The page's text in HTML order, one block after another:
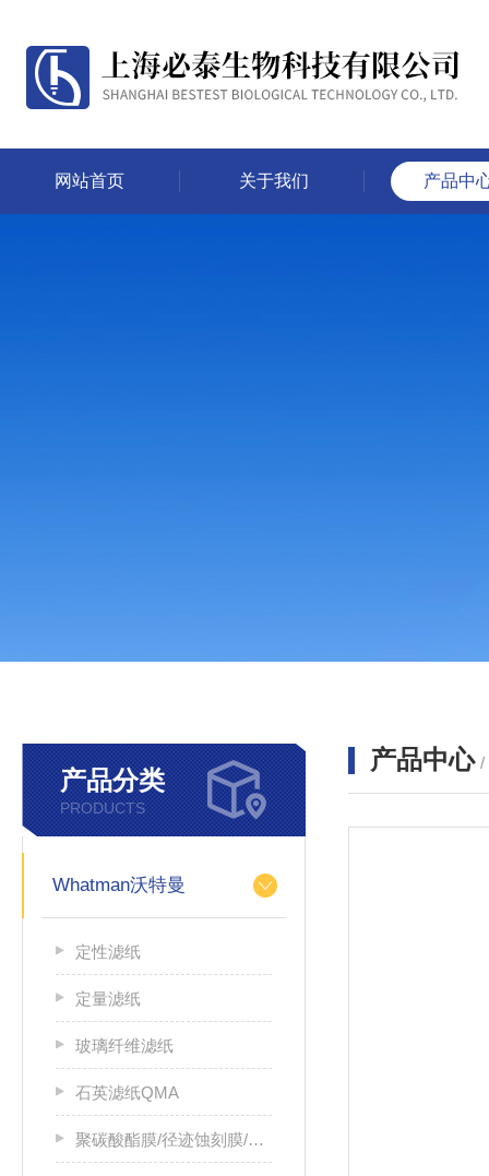
网站首页 关于我们 产品中
产品分类
PRODUCTS
Whatman沃特曼
定性滤纸
定量滤纸
玻璃纤维滤纸
石英滤纸QMA
聚碳酸酯膜/径迹蚀刻膜/PC膜
产品中心 /